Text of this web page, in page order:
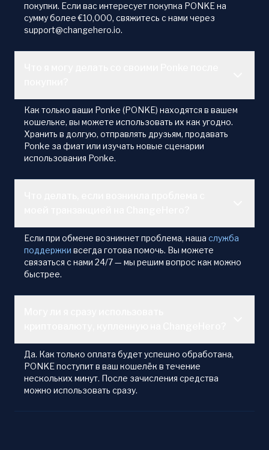
покупки. Если вас интересует покупка PONKE на
сумму более €10,000, свяжитесь с нами через
support@changehero.io.
Как только ваши Ponke (PONKE) находятся в вашем
кошельке, вы можете использовать их как угодно.
Хранить в долгую, отправлять друзьям, продавать
Ponke за фиат или изучать новые сценарии
использования Ponke.
Если при обмене возникнет проблема, наша служба
поддержки всегда готова помочь. Вы можете
связаться с нами 24/7 — мы решим вопрос как можно
быстрее.
Да. Как только оплата будет успешно обработана,
PONKE поступит в ваш кошелёк в течение
нескольких минут. После зачисления средства
можно использовать сразу.